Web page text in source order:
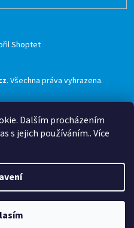
Dalším procházením
s jejich používáním.. Více
Shoptet
. Všechna práva vyhrazena.